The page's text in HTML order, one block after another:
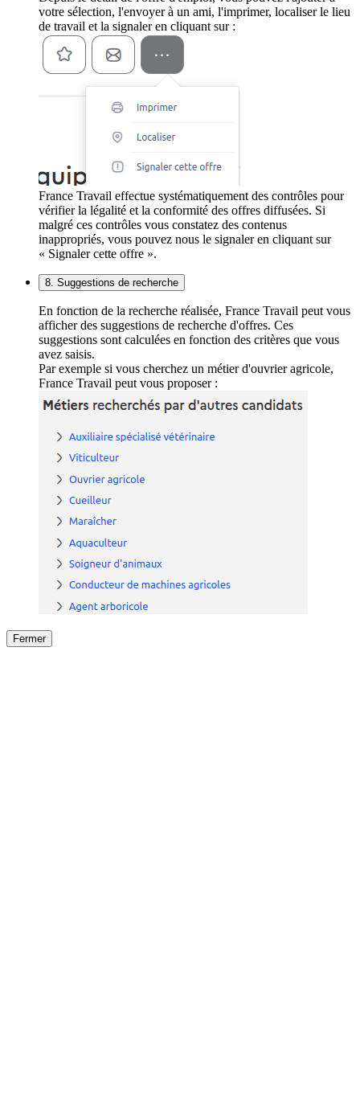
votre sélection, l'envoyer à un ami, l'imprimer, localiser le lieu
de travail et la signaler en cliquant sur :
France Travail effectue systématiquement des contrôles pour
vérifier la légalité et la conformité des offres diffusées. Si
malgré ces contrôles vous constatez des contenus
inappropriés, vous pouvez nous le signaler en cliquant sur
« Signaler cette offre ».
8. Suggestions de recherche
En fonction de la recherche réalisée, France Travail peut vous
afficher des suggestions de recherche d'offres. Ces
suggestions sont calculées en fonction des critères que vous
avez saisis.
Par exemple si vous cherchez un métier d'ouvrier agricole,
France Travail peut vous proposer :
Fermer